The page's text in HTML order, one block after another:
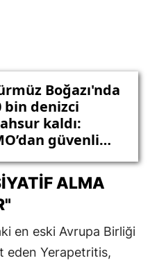
Boğazı'nda
bin denizci
kaldı:
güvenli
ALMA
en eski Avrupa Birliği
eden Yerapetritis,